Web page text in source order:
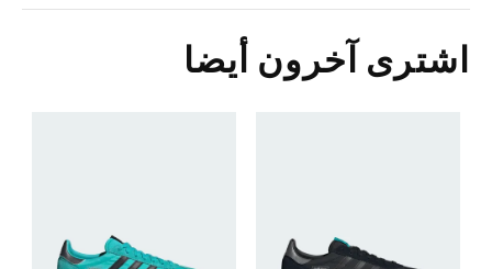
اشترى آخرون أيضا